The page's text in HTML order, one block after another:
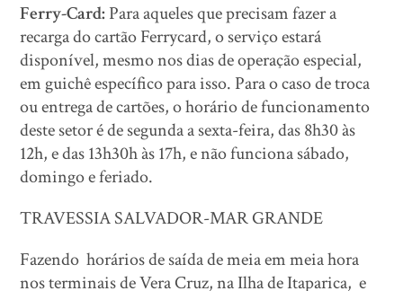
Ferry-Card: Para aqueles que precisam fazer a
recarga do cartão Ferrycard, o serviço estará
disponível, mesmo nos dias de operação especial,
em guichê específico para isso. Para o caso de troca
ou entrega de cartões, o horário de funcionamento
deste setor é de segunda a sexta-feira, das 8h30 às
12h, e das 13h30h às 17h, e não funciona sábado,
domingo e feriado.
TRAVESSIA SALVADOR-MAR GRANDE
Fazendo horários de saída de meia em meia hora
nos terminais de Vera Cruz, na Ilha de Itaparica, e